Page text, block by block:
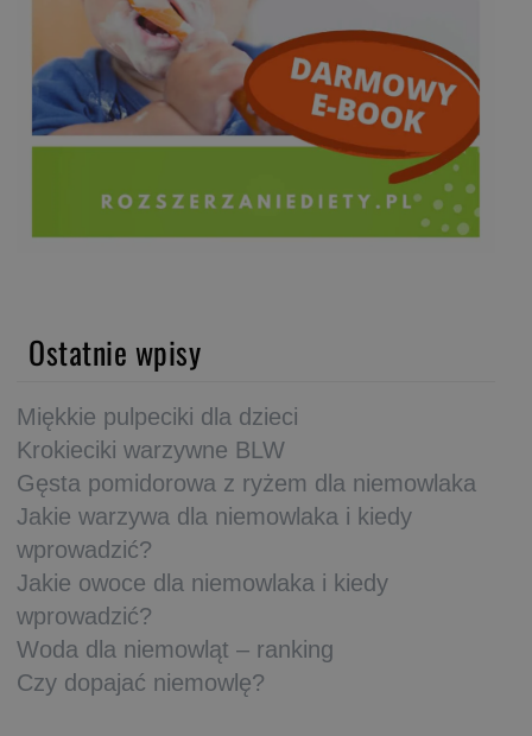
Ostatnie wpisy
Miękkie pulpeciki dla dzieci
Krokieciki warzywne BLW
Gęsta pomidorowa z ryżem dla niemowlaka
Jakie warzywa dla niemowlaka i kiedy
wprowadzić?
Jakie owoce dla niemowlaka i kiedy
wprowadzić?
Woda dla niemowląt – ranking
Czy dopajać niemowlę?